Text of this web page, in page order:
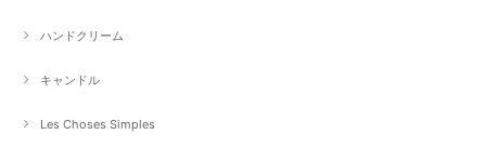
ハンドクリーム
キャンドル
Les Choses Simples